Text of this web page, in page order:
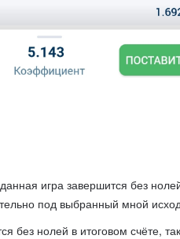
игра завершится без
под выбранный мной
нолей в итоговом счёте,